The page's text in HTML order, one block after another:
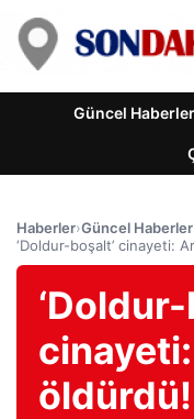
Güncel Haberler
Haberler›Güncel Haberler
‘Doldur-boşalt’ cinayeti:
cinayeti:
öldürdü!